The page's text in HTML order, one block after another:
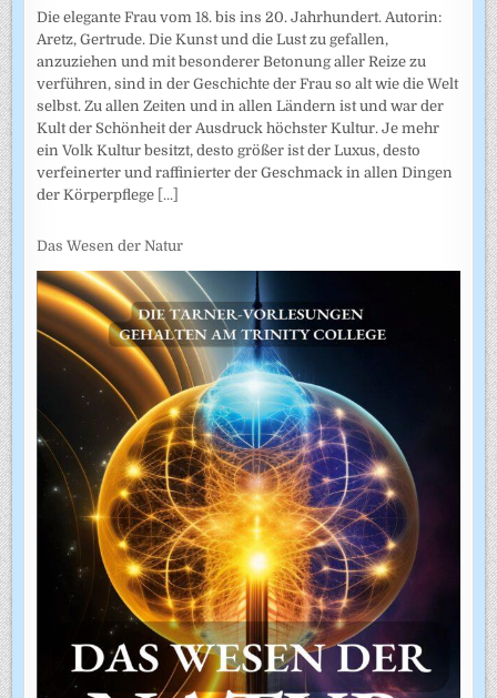
Die elegante Frau vom 18. bis ins 20. Jahrhundert. Autorin:
Aretz, Gertrude. Die Kunst und die Lust zu gefallen,
anzuziehen und mit besonderer Betonung aller Reize zu
verführen, sind in der Geschichte der Frau so alt wie die Welt
selbst. Zu allen Zeiten und in allen Ländern ist und war der
Kult der Schönheit der Ausdruck höchster Kultur. Je mehr
ein Volk Kultur besitzt, desto größer ist der Luxus, desto
verfeinerter und raffinierter der Geschmack in allen Dingen
der Körperpflege [...]
Das Wesen der Natur